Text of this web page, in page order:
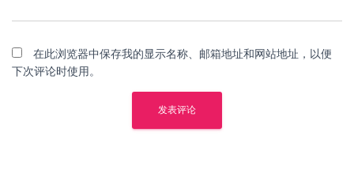
在此浏览器中保存我的显示名称、邮箱地址和网站地址，以便
下次评论时使用。